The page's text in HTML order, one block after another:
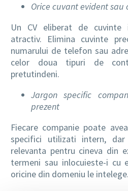
Orice cuvant evident sau
Un CV eliberat de
atractiv. Elimina cuvinte
numarului de telefon sau
celor doua tipuri de
pretutindeni.
Jargon specific
prezent
Fiecare companie poate
specifici utilizati intern,
relevanta pentru cineva din
termeni sau inlocuieste-i cu
oricine din domeniu le intelege.